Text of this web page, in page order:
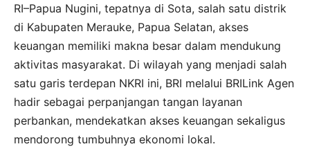
RI–Papua Nugini, tepatnya di Sota, salah satu distrik
di Kabupaten Merauke, Papua Selatan, akses
keuangan memiliki makna besar dalam mendukung
aktivitas masyarakat. Di wilayah yang menjadi salah
satu garis terdepan NKRI ini, BRI melalui BRILink Agen
hadir sebagai perpanjangan tangan layanan
perbankan, mendekatkan akses keuangan sekaligus
mendorong tumbuhnya ekonomi lokal.